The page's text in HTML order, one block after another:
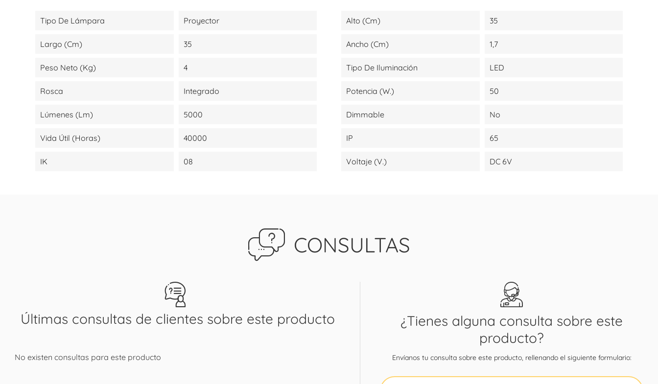
Tipo De Lámpara Proyector Alto (cm) 35
Largo (cm) 35 Ancho (cm) 1,7
Peso Neto (kg) 4 Tipo De Iluminación LED
Rosca Integrado Potencia (W.) 50
Lúmenes (lm) 5000 Dimmable No
Vida Útil (Horas) 40000 IP 65
IK 08 Voltaje (V.) DC 6V
CONSULTAS
Últimas consultas de clientes sobre este producto
No existen consultas para este producto
¿Tienes alguna consulta sobre este
producto?
Envíanos tu consulta sobre este producto, rellenando el siguiente formulario: